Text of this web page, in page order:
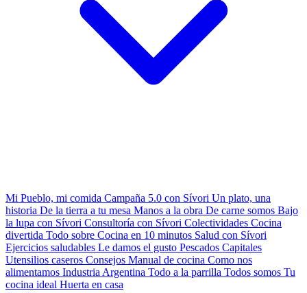
Mi Pueblo, mi comida Campaña 5.0 con Sívori Un plato, una
historia De la tierra a tu mesa Manos a la obra De carne somos Bajo
la lupa con Sívori Consultoría con Sívori Colectividades Cocina
divertida Todo sobre Cocina en 10 minutos Salud con Sívori
Ejercicios saludables Le damos el gusto Pescados Capitales
Utensilios caseros Consejos Manual de cocina Como nos
alimentamos Industria Argentina Todo a la parrilla Todos somos Tu
cocina ideal Huerta en casa